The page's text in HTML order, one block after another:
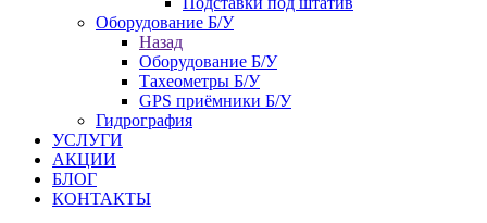
Оборудование Б/У
Назад
Оборудование Б/У
Тахеометры Б/У
GPS приёмники Б/У
Гидрография
УСЛУГИ
АКЦИИ
БЛОГ
КОНТАКТЫ